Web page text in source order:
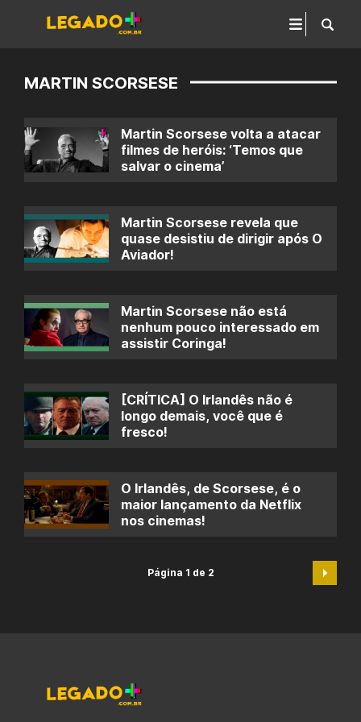
MARTIN SCORSESE
Martin Scorsese volta a atacar
filmes de heróis: ‘Temos que
salvar o cinema’
Martin Scorsese revela que
quase desistiu de dirigir após O
Aviador!
Martin Scorsese não está
nenhum pouco interessado em
assistir Coringa!
[CRÍTICA] O Irlandês não é
longo demais, você que é
fresco!
O Irlandês, de Scorsese, é o
maior lançamento da Netflix
nos cinemas!
Página 1 de 2